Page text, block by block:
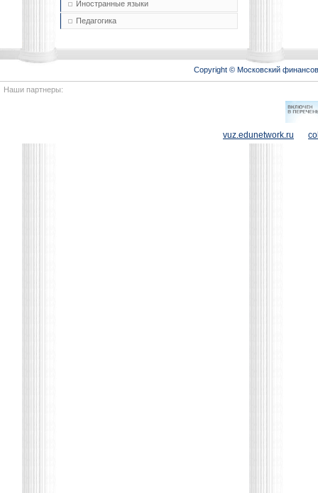
Иностранные языки
Педагогика
Copyright © Московский
Наши партнеры:
vuz.edunetwork.ru